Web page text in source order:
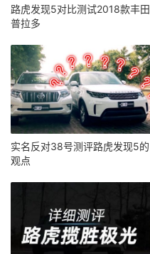
路虎发现5对比测试2018款丰田
普拉多
实名反对38号测评路虎发现5的
观点